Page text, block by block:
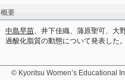
概要
中島早苗、井下佳織、蒲原聖可、大
過酸化脂質の動態について発表した